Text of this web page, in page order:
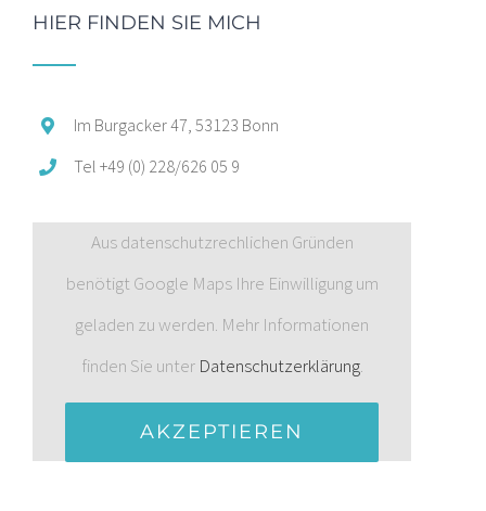
HIER FINDEN SIE MICH
Im Burgacker 47, 53123 Bonn
Tel +49 (0) 228/626 05 9
Aus datenschutzrechlichen Gründen
benötigt Google Maps Ihre Einwilligung um
geladen zu werden. Mehr Informationen
finden Sie unter Datenschutzerklärung.
AKZEPTIEREN